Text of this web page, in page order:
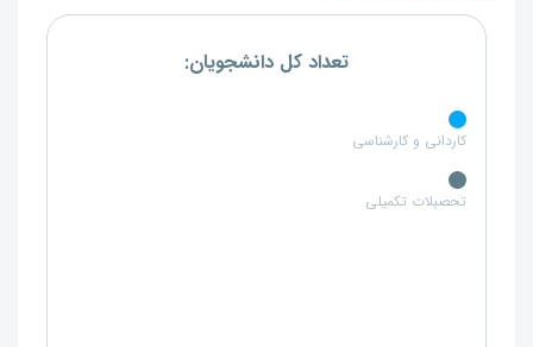
تعداد کل دانشجویان:
کاردانی و کارشناسی
تحصبلات تکمیلی